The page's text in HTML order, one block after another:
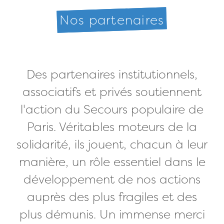
Nos partenaires
Des partenaires institutionnels,
associatifs et privés soutiennent
l'action du Secours populaire de
Paris. Véritables moteurs de la
solidarité, ils jouent, chacun à leur
manière, un rôle essentiel dans le
développement de nos actions
auprès des plus fragiles et des
plus démunis. Un immense merci